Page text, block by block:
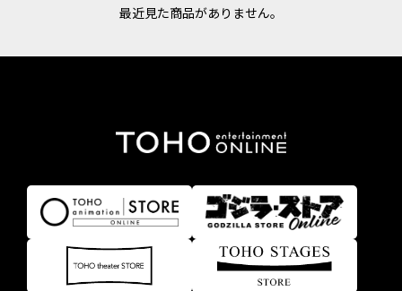
最近見た商品がありません。